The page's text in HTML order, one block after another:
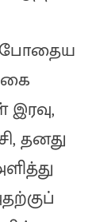
இரவு,
தனது